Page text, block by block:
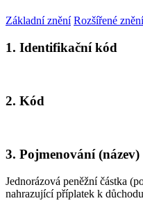
Základní znění Rozšířené znění
1. Identifikační kód
2. Kód
3. Pojmenování
Jednorázová peněžní částka
nahrazující příplatek k